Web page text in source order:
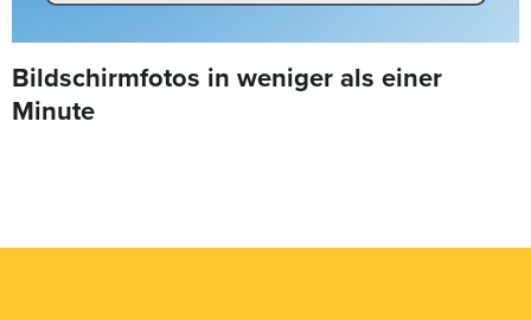
Bildschirmfotos in weniger als einer
Minute